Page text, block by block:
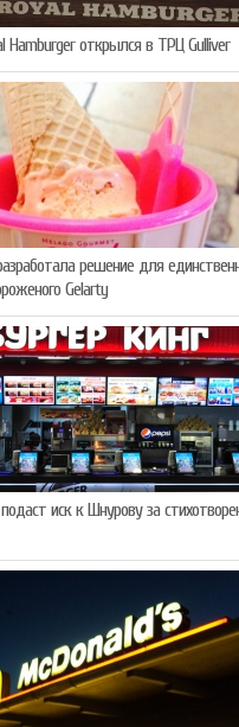
Hamburger открылся в ТРЦ Gulliver
решение для
Gelarty
подаст иск к Шнурову за